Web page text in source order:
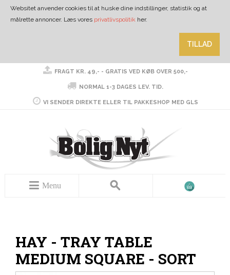
Websitet anvender cookies til at huske dine indstillinger, statistik og at
målrette annoncer. Læs vores privatlivspolitik her.
TILLAD
FRAGT KR. 49,- - GRATIS VED KØB OVER 500,-
NORMAL 1-3 DAGES LEV. TID.
VI SENDER DIREKTE ELLER TIL PAKKESHOP MED GLS
Menu
HAY - TRAY TABLE
MEDIUM SQUARE - SORT